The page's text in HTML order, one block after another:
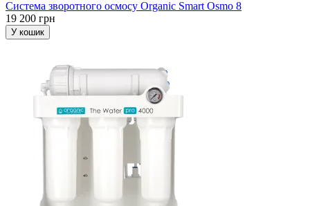
Система зворотного осмосу Organic Smart Osmo 8
19 200 грн
У кошик